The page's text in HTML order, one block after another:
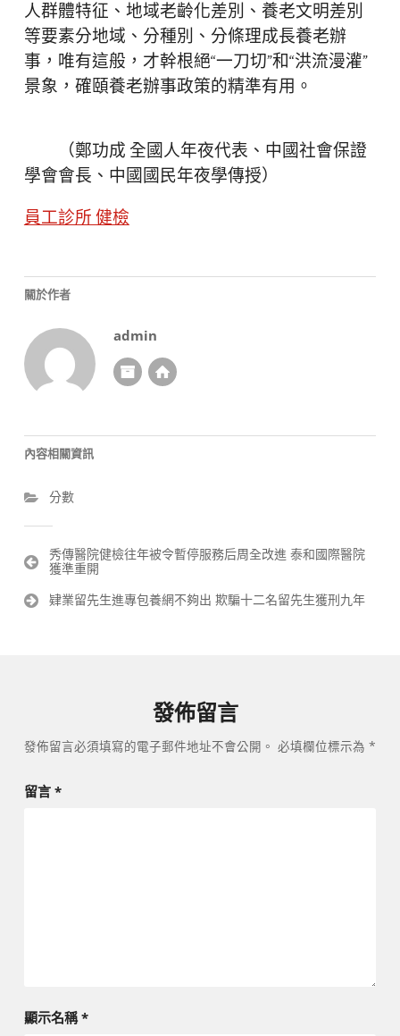
人群體特征、地域老齡化差別、養老文明差別
等要素分地域、分種別、分條理成長養老辦
事，唯有這般，才幹根絕“一刀切”和“洪流漫灌”
景象，確頤養老辦事政策的精準有用。
（鄭功成 全國人年夜代表、中國社會保證
學會會長、中國國民年夜學傳授）
員工診所 健檢
關於作者
admin
內容相關資訊
分數
文
章
導
覽
秀傳醫院健檢往年被令暫停服務后周全改進 泰和國際醫院
獲準重開
肄業留先生進專包養網不夠出 欺騙十二名留先生獲刑九年
發佈留言
發佈留言必須填寫的電子郵件地址不會公開。 必填欄位標示為 *
留言 *
顯示名稱*